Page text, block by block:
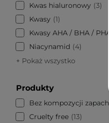
Kwas hialuronowy
3
Kwasy
1
Kwasy AHA / BHA / PHA
Niacynamid
4
+ Pokaż wszystko
Produkty
Bez kompozycji
Cruelty free 13